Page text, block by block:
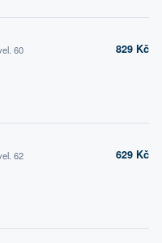
60
829 Kč
62
629 Kč